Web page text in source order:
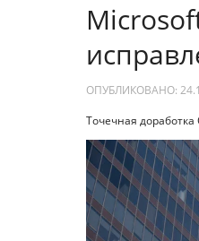
ОПУБЛИКОВАНО:
Точечная